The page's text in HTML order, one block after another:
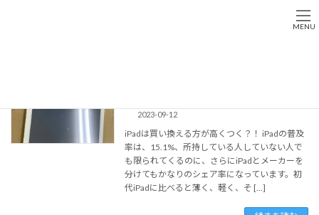
キ
に
2023-09-12
iPadは買い換える方が高くつく？！ iPadの普及
率は、15.1%、所持している人していない人で
も限られてくるのに、さらにiPadとメーカーを
分けてもかなりのシェア率になっています。初
代iPadに比べると薄く、軽く、そ […]
MENU